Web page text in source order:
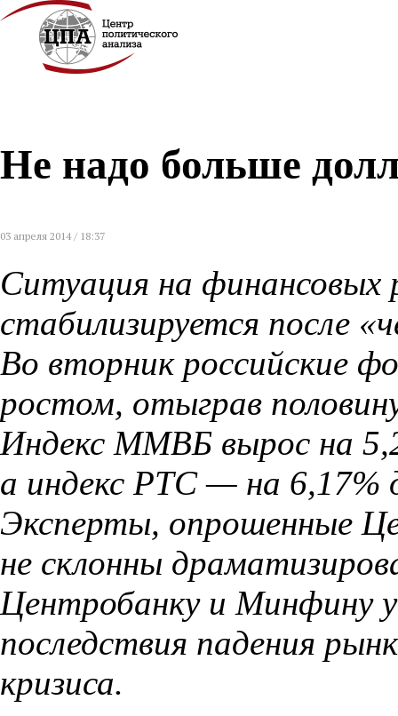
Не надо больше
03 апреля 2014 / 18:37
Ситуация на финансовых
стабилизируется после
Во вторник российские
ростом, отыграв
Индекс ММВБ вырос на
а индекс РТС — на 6,17%
Эксперты, опрошенные
не склонны
Центробанку и Минфину
последствия падения
кризиса.